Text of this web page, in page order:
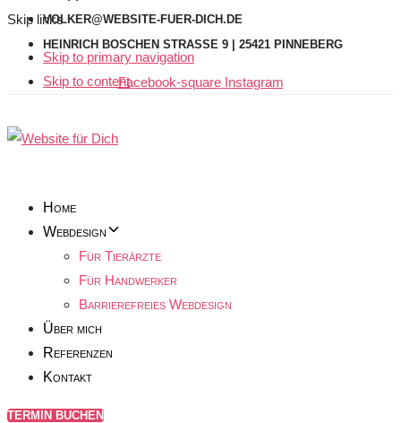
Skip links
Skip to primary navigation
Skip to content
VOLKER@WEBSITE-FUER-DICH.DE
HEINRICH BOSCHEN STRASSE 9 | 25421 PINNEBERG
Facebook-square Instagram
Home
Webdesign
Für Tierärzte
Für Handwerker
Barrierefreies Webdesign
Über mich
Referenzen
Kontakt
TERMIN BUCHEN